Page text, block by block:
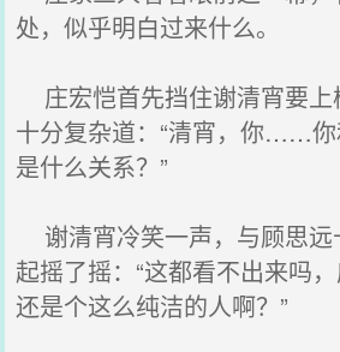
处，似乎明白过来什么。
庄宏恺首先挡住谢清宵要上
十分复杂道：“清宵，你……
是什么关系？”
谢清宵冷笑一声，与顾思远
起摇了摇：“这都看不出来吗
还是个这么纯洁的人啊？”